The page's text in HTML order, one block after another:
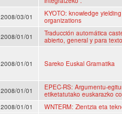
2008/03/01
KYOTO: knowledge
organizations
2008/01/01
Traducción automática
abierto, general y para
2008/01/01 Sareko Euskal Gramatika
2008/01/01
EPEC-RS: Argumentu-
etiketatutako euskarazko
2008/01/01
WNTERM: Zientzia eta